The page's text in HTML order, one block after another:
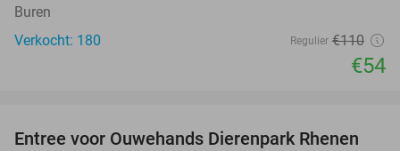
Buren
Verkocht: 180
Regulier €110
€54
Entree voor Ouwehands Dierenpark Rhenen